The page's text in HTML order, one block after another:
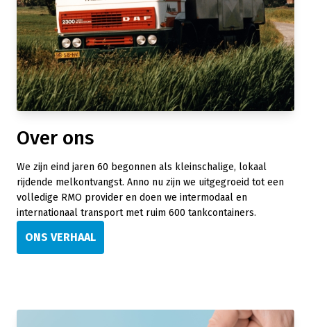
Over ons
We zijn eind jaren 60 begonnen als kleinschalige, lokaal
rijdende melkontvangst. Anno nu zijn we uitgegroeid tot een
volledige RMO provider en doen we intermodaal en
internationaal transport met ruim 600 tankcontainers.
ONS VERHAAL